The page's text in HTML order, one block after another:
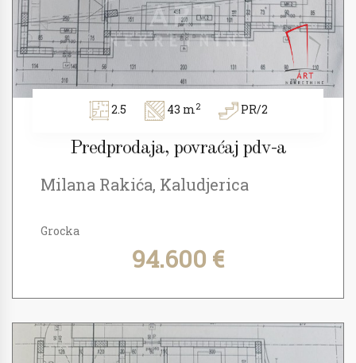
2.5 43 m2 PR/2
Predprodaja, povraćaj pdv-a
Milana Rakića, Kaludjerica
Grocka
94.600 €